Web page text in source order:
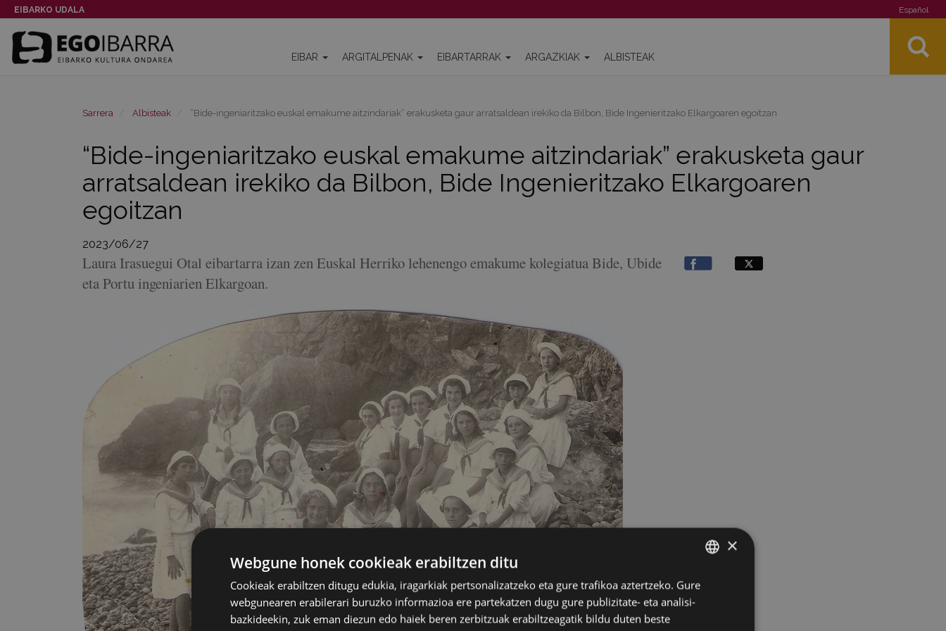
EIBARKO UDALA Español
EIBAR ARGITALPENAK EIBARTARRAK ARGAZKIAK ALBISTEAK
Sarrera Albisteak “Bide-ingeniaritzako euskal emakume aitzindariak” erakusketa gaur arratsaldean irekiko da Bilbon, Bide Ingenieritzako Elkargoaren egoitzan
“Bide-ingeniaritzako euskal emakume aitzindariak” erakusketa gaur
arratsaldean irekiko da Bilbon, Bide Ingenieritzako Elkargoaren
egoitzan
2023/06/27
Laura Irasuegui Otal eibartarra izan zen Euskal Herriko lehenengo emakume kolegiatua Bide, Ubide
eta Portu ingeniarien Elkargoan.
BASQUE
SPANISH
×
Webgune honek cookieak erabiltzen ditu
Cookieak erabiltzen ditugu edukia, iragarkiak pertsonalizatzeko eta gure trafikoa aztertzeko. Gure
webgunearen erabilerari buruzko informazioa ere partekatzen dugu gure publizitate- eta analisi-
bazkideekin, zuk eman diezun edo haiek beren zerbitzuak erabiltzeagatik bildu duten beste